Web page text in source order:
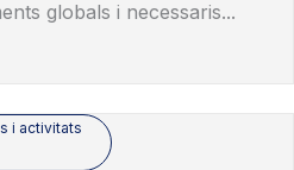
globals i necessaris...
i activitats